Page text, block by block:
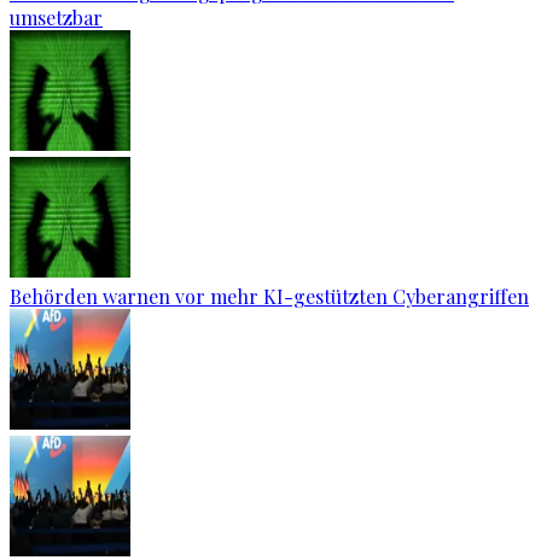
umsetzbar
Behörden warnen vor mehr KI-gestützten Cyberangriffen